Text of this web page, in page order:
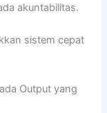
akuntabilitas.
sistem cepat
Output yang